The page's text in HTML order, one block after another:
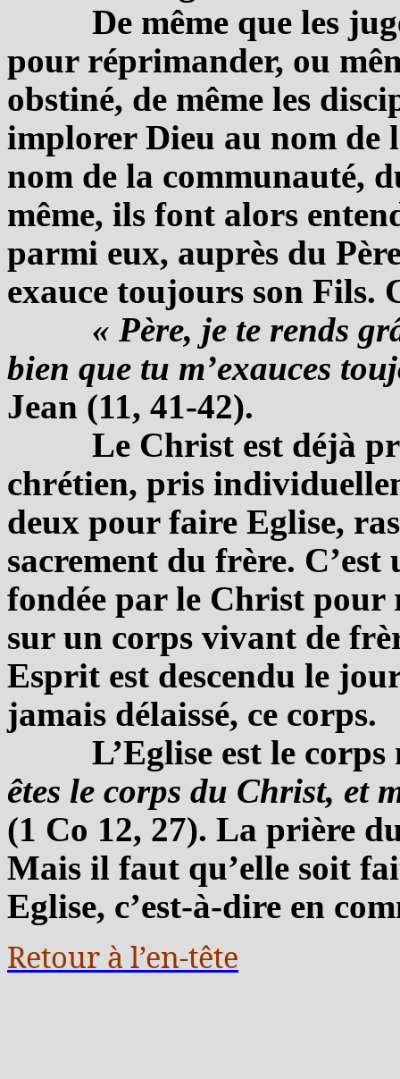
De même que les
pour réprimander, ou
obstiné, de même les
implorer Dieu au nom de
nom de la communauté,
même, ils font alors
parmi eux, auprès du
exauce toujours son Fils.
« Père, je te rends
bien que tu m’exauces
Jean (11, 41-42).
Le Christ est déjà
chrétien, pris
deux pour faire Eglise,
sacrement du frère.
fondée par le Christ pour
sur un corps vivant de
Esprit est descendu le
jamais délaissé, ce corps.
L’Eglise est le
êtes le corps du Christ, et
(1 Co 12, 27). La prière
Mais il faut qu’elle soit
Eglise, c’est-à-dire en
Retour à l’en-tête